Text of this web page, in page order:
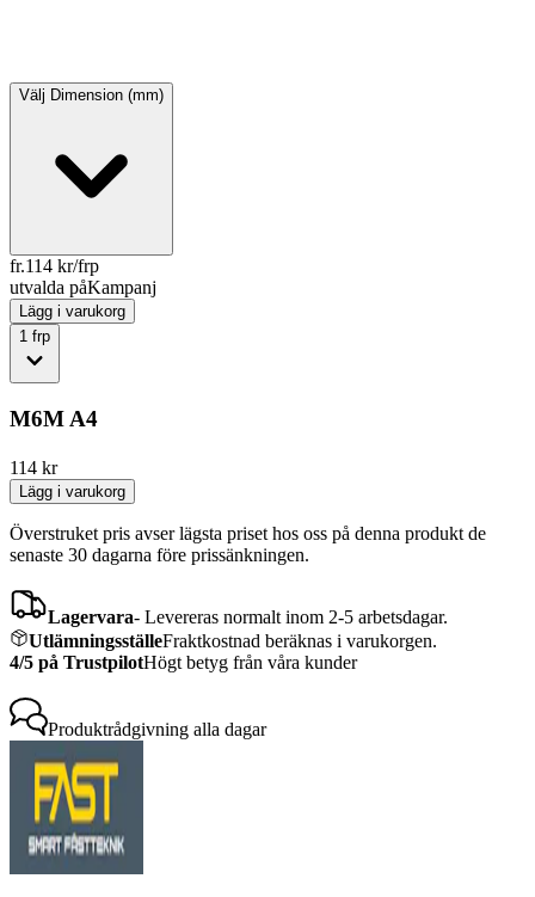
Välj Dimension (mm)
fr.114 kr/frp
utvalda påKampanj
Lägg i varukorg
1 frp
M6M A4
114 kr
Lägg i varukorg
Överstruket pris avser lägsta priset hos oss på denna produkt de
senaste 30 dagarna före prissänkningen.
Lagervara- Levereras normalt inom 2-5 arbetsdagar.
UtlämningsställeFraktkostnad beräknas i varukorgen.
4/5 på TrustpilotHögt betyg från våra kunder
Produktrådgivning alla dagar